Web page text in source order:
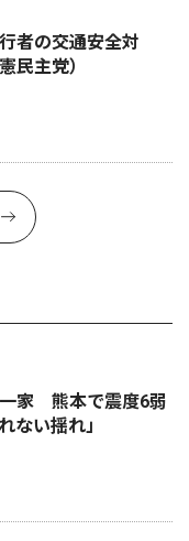
者の交通安全対
民主党）
家 熊本で震度6弱
ない揺れ」